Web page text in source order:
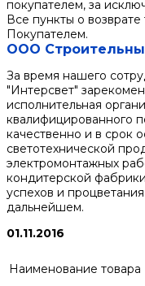
покупателем, за
Все пункты о
Покупателем.
ООО
За время нашего
"Интерсвет"
исполнительная
квалифицированного
качественно и в срок
светотехнической
электромонтажных
кондитерской
успехов и
дальнейшем.
01.11.2016
Наименование товара